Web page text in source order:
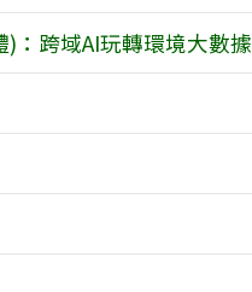
：跨域AI玩轉環境大數據